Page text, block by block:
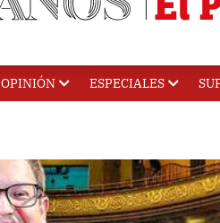
OPINIÓN ESPECIALES